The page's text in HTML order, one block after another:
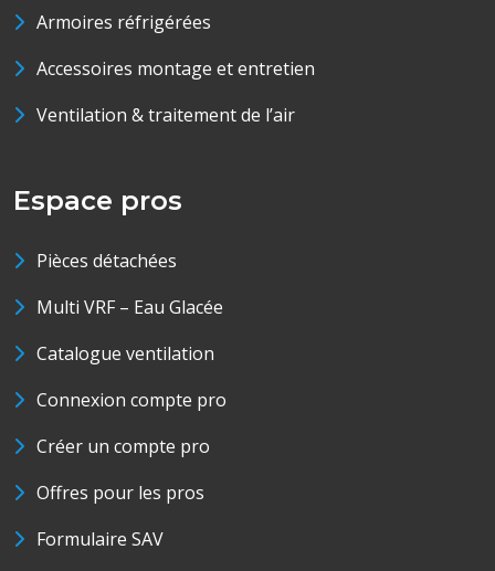
Armoires réfrigérées
Accessoires montage et entretien
Ventilation & traitement de l’air
Espace pros
Pièces détachées
Multi VRF – Eau Glacée
Catalogue ventilation
Connexion compte pro
Créer un compte pro
Offres pour les pros
Formulaire SAV